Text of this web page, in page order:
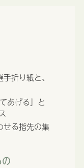
折り紙と、
あげる」と
せる指先の集